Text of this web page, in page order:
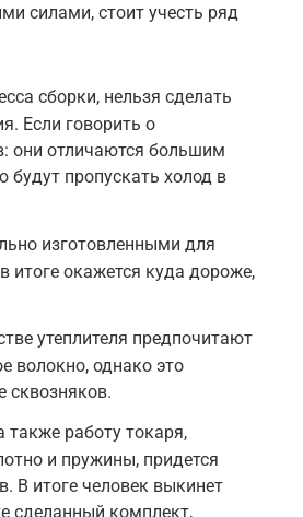
силами, стоит учесть ряд
сборки, нельзя сделать
Если говорить о
они отличаются большим
будут пропускать холод в
изготовленными для
итоге окажется куда дороже,
утеплителя предпочитают
волокно, однако это
сквозняков.
также работу токаря,
и пружины, придется
В итоге человек выкинет
сделанный комплект,